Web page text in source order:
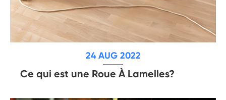
24 AUG 2022
Ce qui est une Roue À Lamelles?